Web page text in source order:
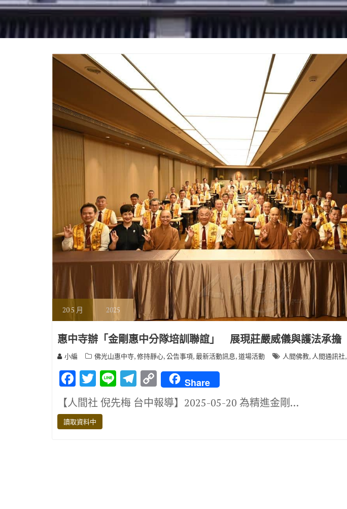
205 月 2025
惠中寺辦「金剛惠中分隊培訓聯誼」 展現莊嚴威儀與護法承擔
小編 佛光山惠中寺,修持靜心,公告事項,最新活動訊息,道場活動 人間佛教, 人間通訊社,
F
ac
e
b
T
w
it
te
Li
n
e
T
el
e
C
o
p
Share
【人間社 倪先梅 台中報導】2025-05-20 為精進金剛…
讀取資料中